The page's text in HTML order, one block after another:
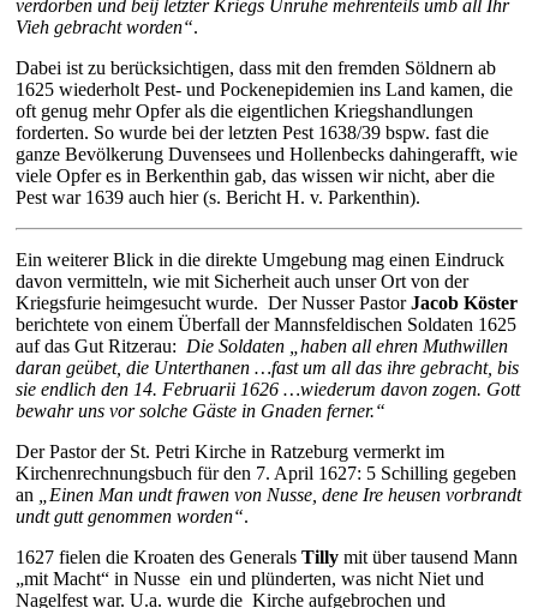
verdorben und beij letzter Kriegs Unruhe mehrenteils umb all Ihr
Vieh gebracht worden“.
Dabei ist zu berücksichtigen, dass mit den fremden Söldnern ab
1625 wiederholt Pest- und Pockenepidemien ins Land kamen, die
oft genug mehr Opfer als die eigentlichen Kriegshandlungen
forderten. So wurde bei der letzten Pest 1638/39 bspw. fast die
ganze Bevölkerung Duvensees und Hollenbecks dahingerafft, wie
viele Opfer es in Berkenthin gab, das wissen wir nicht, aber die
Pest war 1639 auch hier (s. Bericht H. v. Parkenthin).
Ein weiterer Blick in die direkte Umgebung mag einen Eindruck
davon vermitteln, wie mit Sicherheit auch unser Ort von der
Kriegsfurie heimgesucht wurde. Der Nusser PastorJacob Köster
berichtete von einem Überfall der Mannsfeldischen Soldaten 1625
auf das Gut Ritzerau: Die Soldaten „haben all ehren Muthwillen
daran geübet, die Unterthanen …fast um all das ihre gebracht, bis
sie endlich den 14. Februarii 1626 …wiederum davon zogen. Gott
bewahr uns vor solche Gäste in Gnaden ferner.“
Der Pastor der St. Petri Kirche in Ratzeburg vermerkt im
Kirchenrechnungsbuch für den 7. April 1627: 5 Schilling gegeben
an „Einen Man undt frawen von Nusse, dene Ire heusen vorbrandt
undt gutt genommen worden“.
1627 fielen die Kroaten des Generals Tilly mit über tausend Mann
„mit Macht“ in Nusse ein und plünderten, was nicht Niet und
Nagelfest war. U.a. wurde die Kirche aufgebrochen und